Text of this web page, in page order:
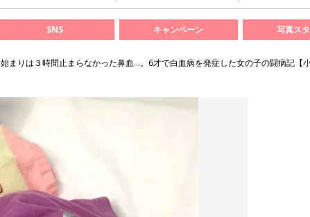
SNS キャンペーン 写真ス
始まりは３時間止まらなかった鼻血…。6才で白血病を発症した女の子の闘病記【